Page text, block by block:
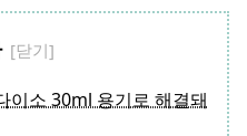
이소 30ml 용기로 해결돼